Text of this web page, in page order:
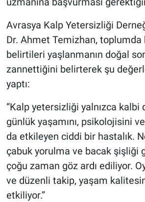
Avrasya Kalp Yetersizliği
Dr. Ahmet Temizhan,
belirtileri yaşlanmanın doğal
zannettiğini belirterek şu
yaptı:
“Kalp yetersizliği yalnızca kalbi
günlük yaşamını, psikolojisini
da etkileyen ciddi bir hastalık.
çabuk yorulma ve bacak şişliği
çoğu zaman göz ardı ediliyor.
ve düzenli takip, yaşam
etkiliyor.”